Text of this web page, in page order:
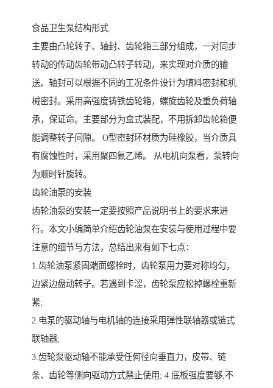
食品卫生泵结构形式
主要由凸轮转子、轴封、齿轮箱三部分组成，一对同步
转动的传动齿轮带动凸转子转动，来实现对介质的输
送。轴封可以根据不同的工况条件设计为填料密封和机
械密封。采用高强度铸铁齿轮箱，螺旋齿轮及重负荷轴
承，保证命。主要部分为盒式装配，不用拆卸齿轮箱便
能调整转子间隙。 O型密封环材质为硅橡胶，当介质具
有腐蚀性时，采用聚四氟乙烯。 从电机向泵看，泵转向
为顺时针旋转。
齿轮油泵的安装
齿轮油泵的安装一定要按照产品说明书上的要求来进
行。本文小编简单介绍齿轮油泵在安装与使用过程中要
注意的细节与方法，总结出来有如下七点：
1.齿轮油泵紧固端面螺栓时，齿轮泵用力要对称均匀，
边紧边盘动转子。若遇到卡涩，齿轮泵应松掉螺栓重新
紧;
2.电泵的驱动轴与电机轴的连接采用弹性联轴器或链式
联轴器;
3.齿轮泵驱动轴不能承受任何径向垂直力，皮带、链
条、齿轮等侧向驱动方式禁止使用; 4.底板强度要够,不